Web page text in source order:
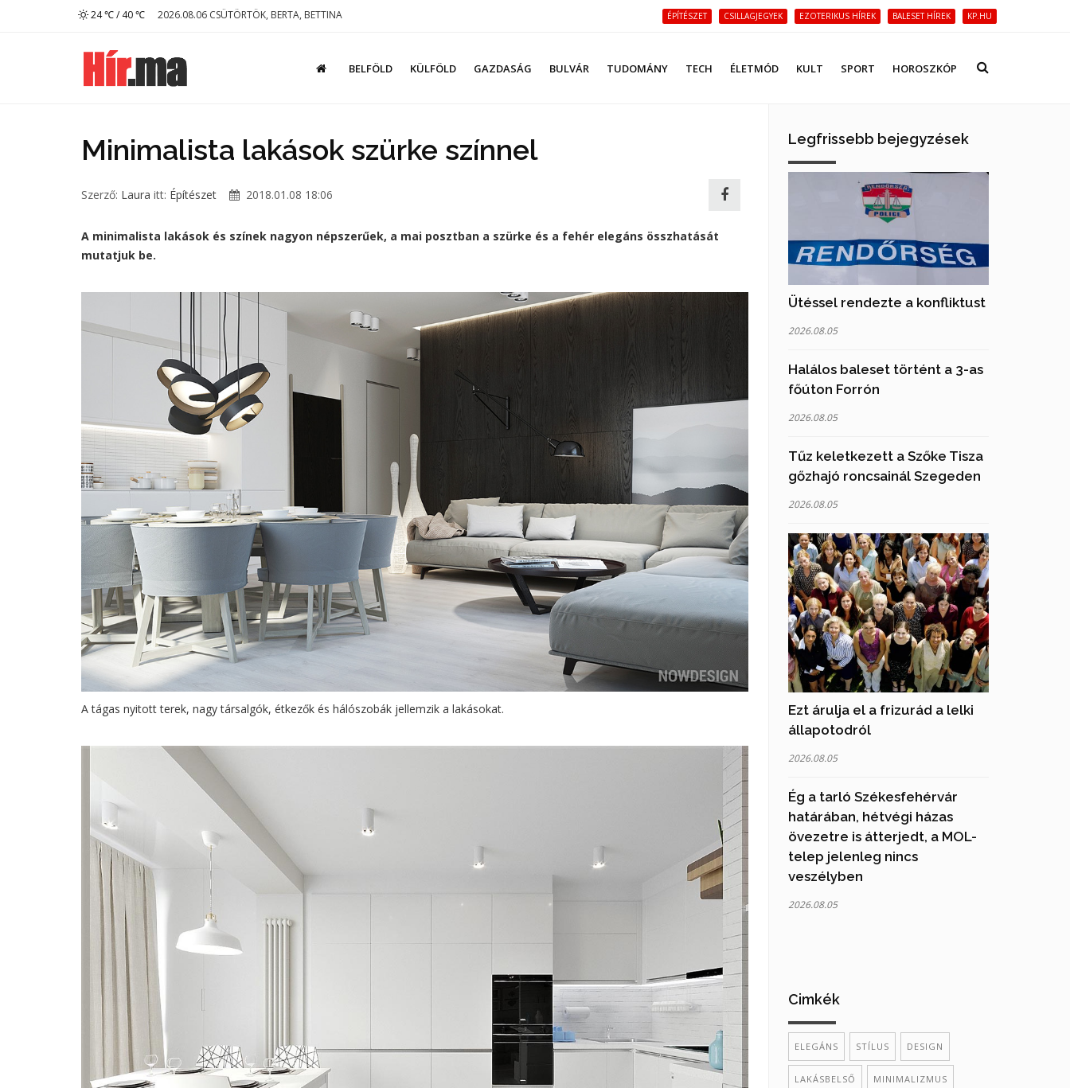
24 ℃ / 40 ℃ 2026.08.06 CSÜTÖRTÖK, BERTA, BETTINA ÉPÍTÉSZET CSILLAGJEGYEK EZOTERIKUS HÍREK BALESET HÍREK KP.HU
BELFÖLD KÜLFÖLD GAZDASÁG BULVÁR TUDOMÁNY TECH ÉLETMÓD KULT SPORT HOROSZKÓP
Minimalista lakások szürke színnel
Szerző: Laura itt: Építészet 2018.01.08 18:06
A minimalista lakások és színek nagyon népszerűek, a mai posztban a szürke és a fehér elegáns összhatását
mutatjuk be.
A tágas nyitott terek, nagy társalgók, étkezők és hálószobák jellemzik a lakásokat.
Legfrissebb bejegyzések
Ütéssel rendezte a konfliktust
2026.08.05
Halálos baleset történt a 3-as
főúton Forrón
2026.08.05
Tűz keletkezett a Szőke Tisza
gőzhajó roncsainál Szegeden
2026.08.05
Ezt árulja el a frizurád a lelki
állapotodról
2026.08.05
Ég a tarló Székesfehérvár
határában, hétvégi házas
övezetre is átterjedt, a MOL-
telep jelenleg nincs
veszélyben
2026.08.05
Cimkék
ELEGÁNS STÍLUS DESIGN
LAKÁSBELSŐ MINIMALIZMUS